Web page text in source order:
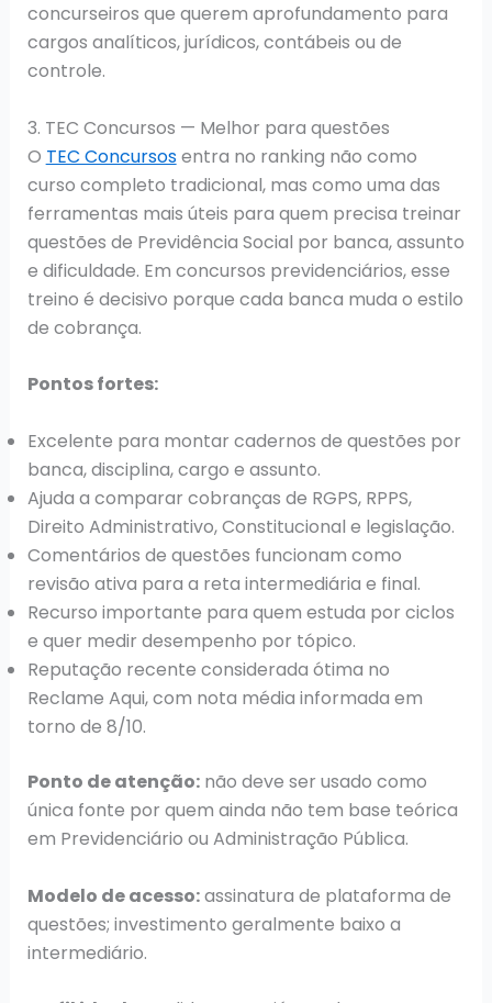
concurseiros que querem aprofundamento para
cargos analíticos, jurídicos, contábeis ou de
controle.
3. TEC Concursos — Melhor para questões
O TEC Concursosentra no ranking não como
curso completo tradicional, mas como uma das
ferramentas mais úteis para quem precisa treinar
questões de Previdência Social por banca, assunto
e dificuldade. Em concursos previdenciários, esse
treino é decisivo porque cada banca muda o estilo
de cobrança.
Pontos fortes:
Excelente para montar cadernos de questões por
banca, disciplina, cargo e assunto.
Ajuda a comparar cobranças de RGPS, RPPS,
Direito Administrativo, Constitucional e legislação.
Comentários de questões funcionam como
revisão ativa para a reta intermediária e final.
Recurso importante para quem estuda por ciclos
e quer medir desempenho por tópico.
Reputação recente considerada ótima no
Reclame Aqui, com nota média informada em
torno de 8/10.
Ponto de atenção:não deve ser usado como
única fonte por quem ainda não tem base teórica
em Previdenciário ou Administração Pública.
Modelo de acesso:assinatura de plataforma de
questões; investimento geralmente baixo a
intermediário.